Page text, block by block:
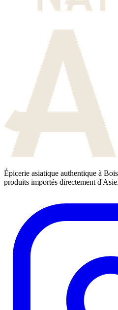
Épicerie asiatique authentique à
produits importés directement d'Asie.